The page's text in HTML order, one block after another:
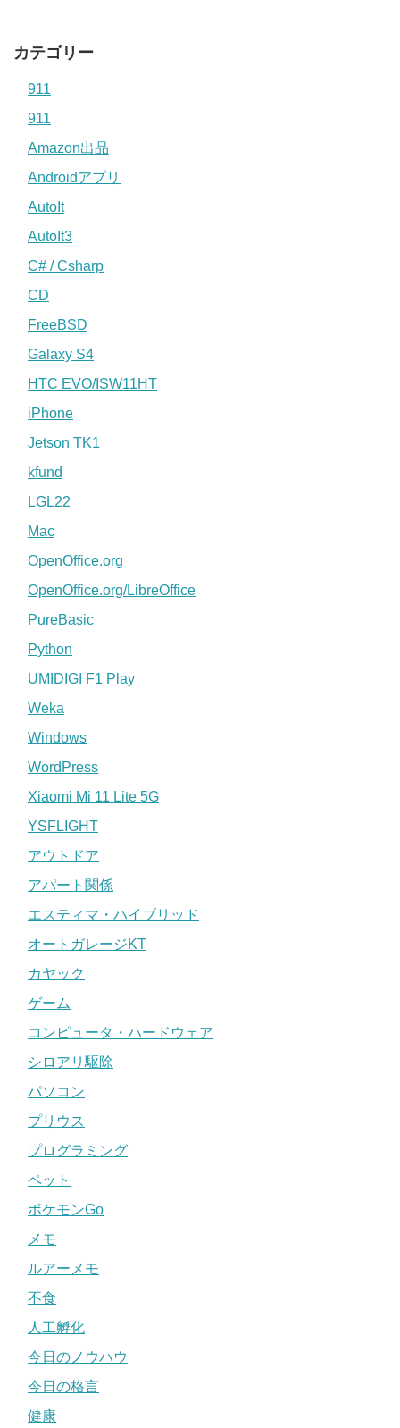
カテゴリー
911
911
Amazon出品
Androidアプリ
AutoIt
AutoIt3
C# / Csharp
CD
FreeBSD
Galaxy S4
HTC EVO/ISW11HT
iPhone
Jetson TK1
kfund
LGL22
Mac
OpenOffice.org
OpenOffice.org/LibreOffice
PureBasic
Python
UMIDIGI F1 Play
Weka
Windows
WordPress
Xiaomi Mi 11 Lite 5G
YSFLIGHT
アウトドア
アパート関係
エスティマ・ハイブリッド
オートガレージKT
カヤック
ゲーム
コンピュータ・ハードウェア
シロアリ駆除
パソコン
プリウス
プログラミング
ペット
ポケモンGo
メモ
ルアーメモ
不食
人工孵化
今日のノウハウ
今日の格言
健康